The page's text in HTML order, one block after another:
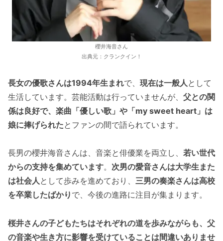
櫻井海音さん
出典元：クランクイン！
長女の優歌さんは1994年生まれで、 現在は一般人 として
生活しています。芸能活動は行っていませんが、 父との関
係は良好で、楽曲「優しい歌」や「my sweet heart」は
娘に捧げられたとファンの間で語られています。
長男の櫻井海音さんは、音楽と俳優業を両立し、 若い世代
からの支持を集めています。 次男の愛音さんは大学生また
は社会人として歩みを進めており、 三男の奏楽さんは高校
を卒業したばかり で、今後の進路に注目が集まります。
桜井さんの子どもたちはそれぞれの道を歩みながらも、父
の音楽や生き方に影響を受けていることは間違いありませ